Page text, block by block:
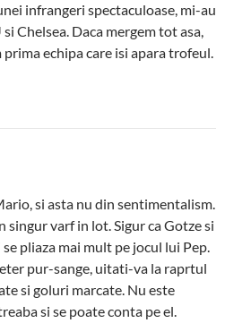
infrangeri spectaculoase, mi-au
Chelsea. Daca mergem tot asa,
prima echipa care isi apara trofeul.
si asta nu din sentimentalism.
singur varf in lot. Sigur ca Gotze si
pliaza mai mult pe jocul lui Pep.
pur-sange, uitati-va la raprtul
si goluri marcate. Nu este
si se poate conta pe el.